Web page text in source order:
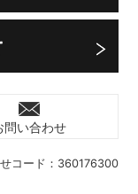
コード： 360176300
問い合わせ